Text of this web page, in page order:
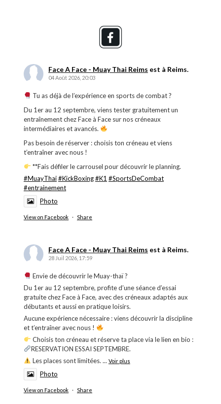
Face A Face - Muay Thai Reims est à Reims.
04 Août 2026, 20:03
Tu as déjà de l’expérience en sports de combat ?
Du 1er au 12 septembre, viens tester gratuitement un
entraînement chez Face à Face sur nos créneaux
intermédiaires et avancés.
Pas besoin de réserver : choisis ton créneau et viens
t’entraîner avec nous !
**Fais défiler le carrousel pour découvrir le planning.
#MuayThai#KickBoxing#K1 #SportsDeCombat
#entrainement
Photo
View on Facebook · Share
Face A Face - Muay Thai Reims est à Reims.
28 Juil 2026, 17:59
Envie de découvrir le Muay-thaï ?
Du 1er au 12 septembre, profite d’une séance d’essai
gratuite chez Face à Face, avec des créneaux adaptés aux
débutants et aussi en pratique loisirs.
Aucune expérience nécessaire : viens découvrir la discipline
et t’entraîner avec nous !
Choisis ton créneau et réserve ta place via le lien en bio :
RESERVATION ESSAI SEPTEMBRE.
Les places sont limitées. ... Voir plus
Photo
View on Facebook · Share